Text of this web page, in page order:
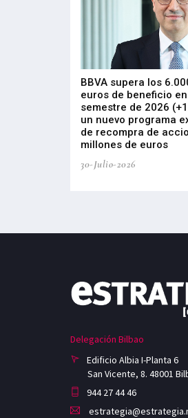
BBVA supera los
euros de beneficio
semestre de 2026
un nuevo programa
de recompra de
millones de euros
30-Julio-2026
Delegación Bilbao
Edificio Albia I-Planta 6
San Vicente, 8. 48001
944 27 44 46